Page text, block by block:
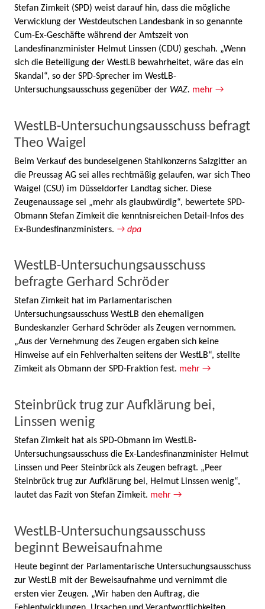
Stefan Zimkeit (SPD) weist darauf hin, dass die mögliche
Verwicklung der Westdeutschen Landesbank in so genannte
Cum-Ex-Geschäfte während der Amtszeit von
Landesfinanzminister Helmut Linssen (CDU) geschah. „Wenn
sich die Beteiligung der WestLB bewahrheitet, wäre das ein
Skandal“, so der SPD-Sprecher im WestLB-
Untersuchungsausschuss gegenüber der WAZ. mehr →
WestLB-Untersuchungsausschuss befragt
Theo Waigel
Beim Verkauf des bundeseigenen Stahlkonzerns Salzgitter an
die Preussag AG sei alles rechtmäßig gelaufen, war sich Theo
Waigel (CSU) im Düsseldorfer Landtag sicher. Diese
Zeugenaussage sei „mehr als glaubwürdig“, bewertete SPD-
Obmann Stefan Zimkeit die kenntnisreichen Detail-Infos des
Ex-Bundesfinanzministers. → dpa
WestLB-Untersuchungsausschuss
befragte Gerhard Schröder
Stefan Zimkeit hat im Parlamentarischen
Untersuchungsausschuss WestLB den ehemaligen
Bundeskanzler Gerhard Schröder als Zeugen vernommen.
„Aus der Vernehmung des Zeugen ergaben sich keine
Hinweise auf ein Fehlverhalten seitens der WestLB“, stellte
Zimkeit als Obmann der SPD-Fraktion fest. mehr →
Steinbrück trug zur Aufklärung bei,
Linssen wenig
Stefan Zimkeit hat als SPD-Obmann im WestLB-
Untersuchungsausschuss die Ex-Landesfinanzminister Helmut
Linssen und Peer Steinbrück als Zeugen befragt. „Peer
Steinbrück trug zur Aufklärung bei, Helmut Linssen wenig“,
lautet das Fazit von Stefan Zimkeit. mehr →
WestLB-Untersuchungsausschuss
beginnt Beweisaufnahme
Heute beginnt der Parlamentarische Untersuchungsausschuss
zur WestLB mit der Beweisaufnahme und vernimmt die
ersten vier Zeugen. „Wir haben den Auftrag, die